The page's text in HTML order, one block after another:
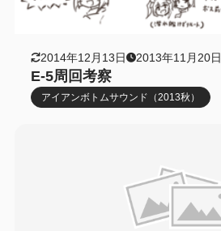
2014年12月13日 2013年11月20日
E-5周回考察
アイアンボトムサウンド（2013秋）